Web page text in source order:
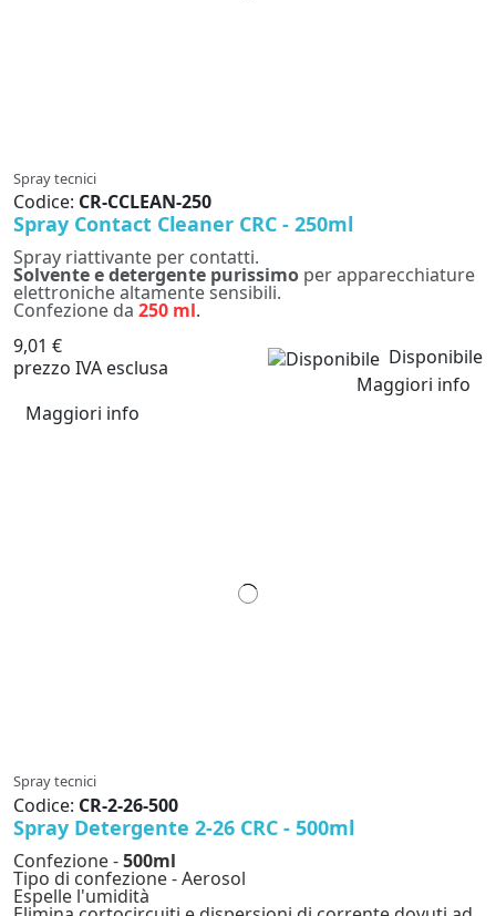
Spray tecnici
Codice: CR-CCLEAN-250
Spray Contact Cleaner CRC - 250ml
Spray riattivante per contatti.
Solvente e detergente purissimo per apparecchiature
elettroniche altamente sensibili.
Confezione da 250 ml.
9,01 €
prezzo IVA esclusa
Disponibile
Maggiori info
Maggiori info
Spray tecnici
Codice: CR-2-26-500
Spray Detergente 2-26 CRC - 500ml
Confezione -500ml
Tipo di confezione - Aerosol
Espelle l'umidità